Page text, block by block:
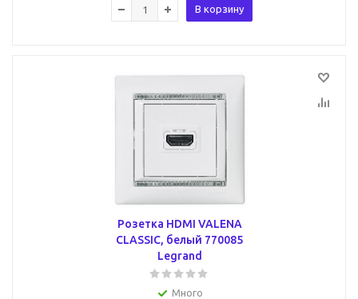
В корзину
Розетка HDMI VALENA
CLASSIC, белый 770085
Legrand
Много